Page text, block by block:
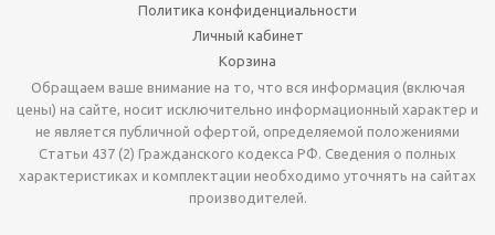
Политика конфиденциальности
Личный кабинет
Корзина
Обращаем ваше внимание на то, что вся информация (включая
цены) на сайте, носит исключительно информационный характер и
не является публичной офертой, определяемой положениями
Статьи 437 (2) Гражданского кодекса РФ. Сведения о полных
характеристиках и комплектации необходимо уточнять на сайтах
производителей.